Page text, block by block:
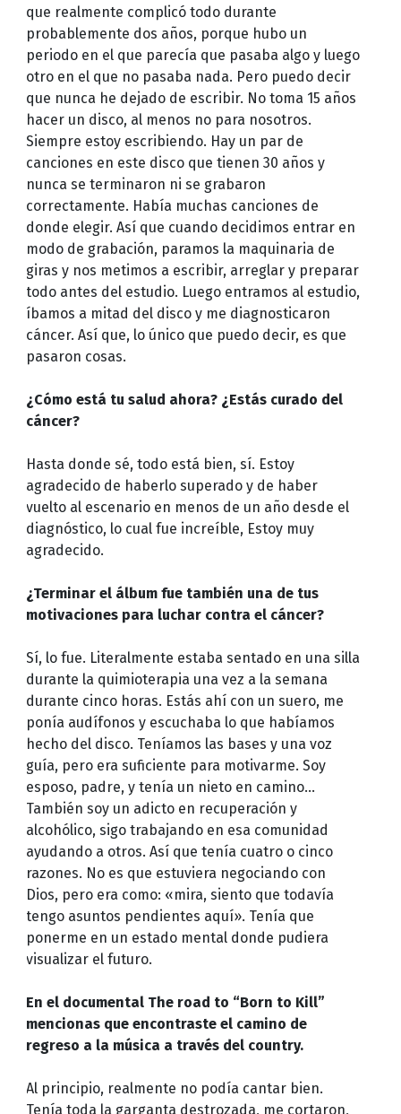
que realmente complicó todo durante
probablemente dos años, porque hubo un
periodo en el que parecía que pasaba algo y luego
otro en el que no pasaba nada. Pero puedo decir
que nunca he dejado de escribir. No toma 15 años
hacer un disco, al menos no para nosotros.
Siempre estoy escribiendo. Hay un par de
canciones en este disco que tienen 30 años y
nunca se terminaron ni se grabaron
correctamente. Había muchas canciones de
donde elegir. Así que cuando decidimos entrar en
modo de grabación, paramos la maquinaria de
giras y nos metimos a escribir, arreglar y preparar
todo antes del estudio. Luego entramos al estudio,
íbamos a mitad del disco y me diagnosticaron
cáncer. Así que, lo único que puedo decir, es que
pasaron cosas.
¿Cómo está tu salud ahora? ¿Estás curado del
cáncer?
Hasta donde sé, todo está bien, sí. Estoy
agradecido de haberlo superado y de haber
vuelto al escenario en menos de un año desde el
diagnóstico, lo cual fue increíble, Estoy muy
agradecido.
¿Terminar el álbum fue también una de tus
motivaciones para luchar contra el cáncer?
Sí, lo fue. Literalmente estaba sentado en una silla
durante la quimioterapia una vez a la semana
durante cinco horas. Estás ahí con un suero, me
ponía audífonos y escuchaba lo que habíamos
hecho del disco. Teníamos las bases y una voz
guía, pero era suficiente para motivarme. Soy
esposo, padre, y tenía un nieto en camino…
También soy un adicto en recuperación y
alcohólico, sigo trabajando en esa comunidad
ayudando a otros. Así que tenía cuatro o cinco
razones. No es que estuviera negociando con
Dios, pero era como: «mira, siento que todavía
tengo asuntos pendientes aquí». Tenía que
ponerme en un estado mental donde pudiera
visualizar el futuro.
En el documental The road to “Born to Kill”
mencionas que encontraste el camino de
regreso a la música a través del country.
Al principio, realmente no podía cantar bien.
Tenía toda la garganta destrozada, me cortaron,